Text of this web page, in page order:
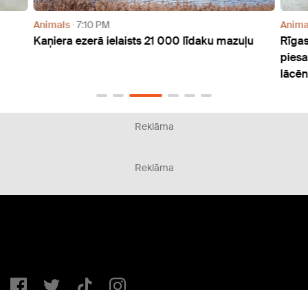
Animals 7:10 PM
Kaņiera ezerā ielaists 21 000 līdaku mazuļu
Reklāma
Reklāma